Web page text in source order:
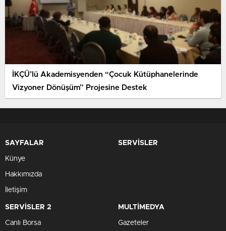
İKÇÜ’lü Akademisyenden “Çocuk Kütüphanelerinde
Vizyoner Dönüşüm” Projesine Destek
SAYFALAR
Künye
Hakkımızda
İletişim
SERVİSLER
SERVİSLER 2
Canlı Borsa
MULTİMEDYA
Gazeteler